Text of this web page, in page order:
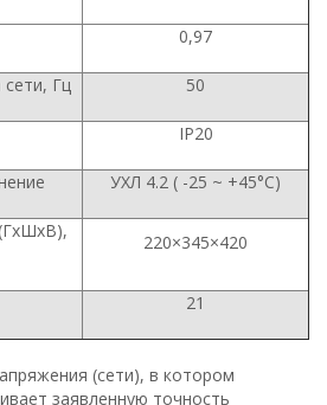
0,97
Гц 50
IP20
УХЛ 4.2 ( -25 ~ +45°С)
220×345×420
21
(сети), в котором
заявленную точность